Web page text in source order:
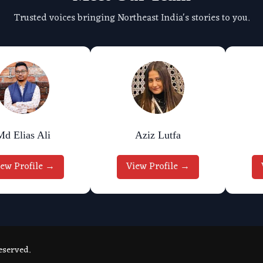
Trusted voices bringing Northeast India's stories to you.
Elias Ali
Profile →
Aziz Lutfa
View Profile →